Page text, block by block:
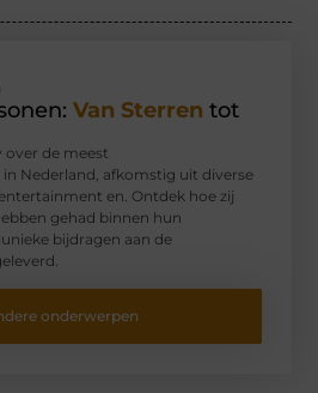
Van Sterren tot
de meest
Nederland, afkomstig uit diverse
en. Ontdek hoe zij
gehad binnen hun
bijdragen aan de
onderwerpen